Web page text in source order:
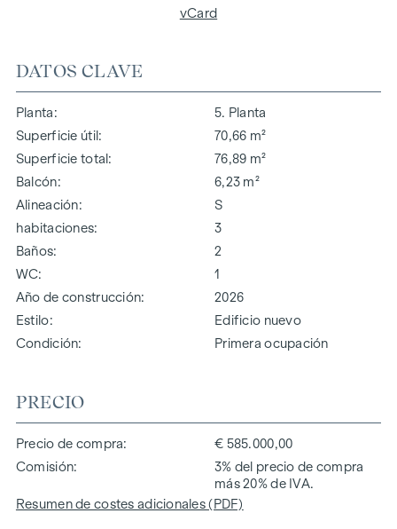
DATOS CLAVE
Planta
5. Planta
Superficie útil
70,66 m²
Superficie total
76,89 m²
Balcón
6,23 m²
Alineación
S
habitaciones
3
Baños
2
WC
1
Año de construcción
2026
Estilo
Edificio nuevo
Condición
Primera ocupación
PRECIO
Precio de compra
€ 585.000,00
Comisión
3% del precio de compra
más 20% de IVA.
Resumen de costes adicionales (PDF)
vCard